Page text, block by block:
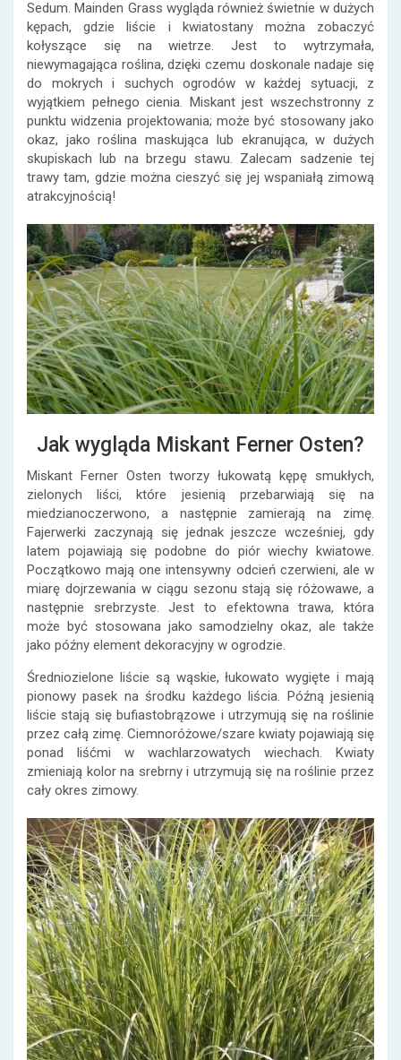
Sedum. Mainden Grass wygląda również świetnie w dużych
kępach, gdzie liście i kwiatostany można zobaczyć
kołyszące się na wietrze. Jest to wytrzymała,
niewymagająca roślina, dzięki czemu doskonale nadaje się
do mokrych i suchych ogrodów w każdej sytuacji, z
wyjątkiem pełnego cienia. Miskant jest wszechstronny z
punktu widzenia projektowania; może być stosowany jako
okaz, jako roślina maskująca lub ekranująca, w dużych
skupiskach lub na brzegu stawu. Zalecam sadzenie tej
trawy tam, gdzie można cieszyć się jej wspaniałą zimową
atrakcyjnością!
Jak wygląda Miskant Ferner Osten?
Miskant Ferner Osten tworzy łukowatą kępę smukłych,
zielonych liści, które jesienią przebarwiają się na
miedzianoczerwono, a następnie zamierają na zimę.
Fajerwerki zaczynają się jednak jeszcze wcześniej, gdy
latem pojawiają się podobne do piór wiechy kwiatowe.
Początkowo mają one intensywny odcień czerwieni, ale w
miarę dojrzewania w ciągu sezonu stają się różowawe, a
następnie srebrzyste. Jest to efektowna trawa, która
może być stosowana jako samodzielny okaz, ale także
jako późny element dekoracyjny w ogrodzie.
Średniozielone liście są wąskie, łukowato wygięte i mają
pionowy pasek na środku każdego liścia. Późną jesienią
liście stają się bufiastobrązowe i utrzymują się na roślinie
przez całą zimę. Ciemnoróżowe/szare kwiaty pojawiają się
ponad liśćmi w wachlarzowatych wiechach. Kwiaty
zmieniają kolor na srebrny i utrzymują się na roślinie przez
cały okres zimowy.